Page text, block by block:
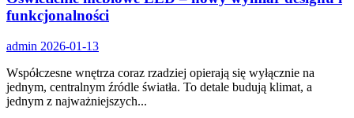
funkcjonalności
admin 2026-01-13
Współczesne wnętrza coraz rzadziej opierają się wyłącznie na
jednym, centralnym źródle światła. To detale budują klimat, a
jednym z najważniejszych...